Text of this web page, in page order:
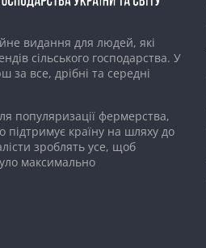
видання для людей, які
сільського господарства. У
за все, дрібні та середні
популяризації фермерства,
підтримує країну на шляху до
зроблять усе, щоб
максимально